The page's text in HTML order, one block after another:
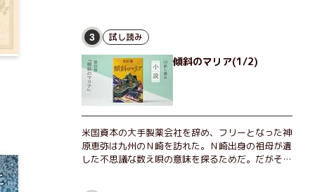
3 試し読み
傾斜のマリア(1/2)
米国資本の大手製薬会社を辞め、フリーとなった神
原恵弥は九州のＮ崎を訪れた。Ｎ崎出身の祖母が遺
した不思議な数え唄の意味を探るためだ。だがそん